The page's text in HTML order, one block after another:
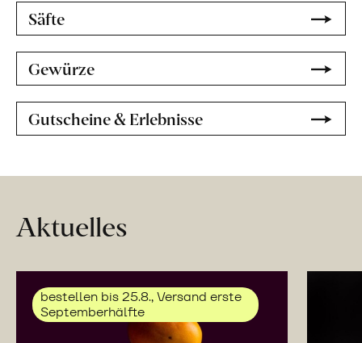
Säfte
Gewürze
Gutscheine & Erlebnisse
Aktuelles
bestellen bis 25.8., Versand erste
Septemberhälfte